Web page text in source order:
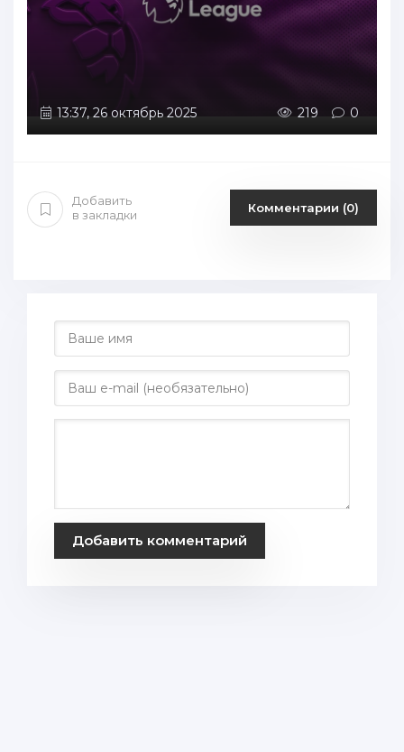
13:37, 26 октябрь 2025 219 0
Добавить
в закладки
Комментарии (0)
Добавить комментарий